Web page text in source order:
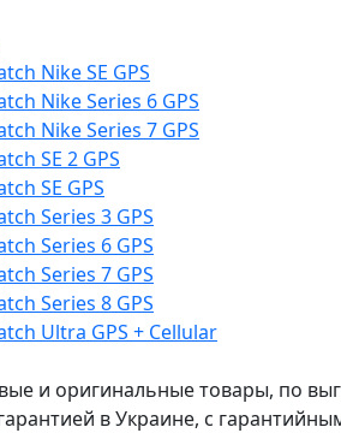
Nike SE GPS
Nike Series 6 GPS
Nike Series 7 GPS
SE 2 GPS
SE GPS
Series 3 GPS
Series 6 GPS
Series 7 GPS
Series 8 GPS
Ultra GPS + Cellular
и оригинальные товары, по
в Украине, с